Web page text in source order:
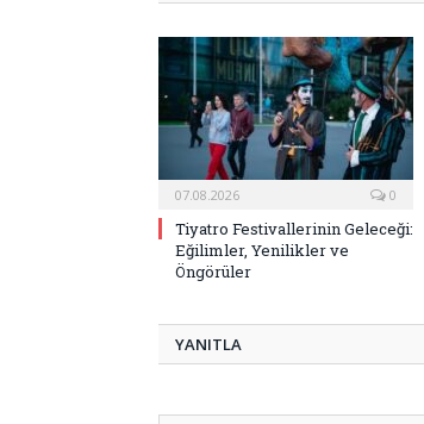
07.08.2026 0
Tiyatro Festivallerinin Geleceği:
Eğilimler, Yenilikler ve
Öngörüler
YANITLA